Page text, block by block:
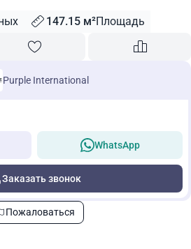
147.15 м²Площадь
Purple International
WhatsApp
Заказать звонок
Пожаловаться